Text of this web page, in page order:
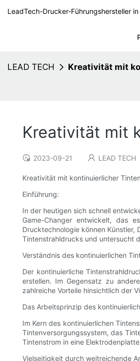
LeadTech-Drucker-Führungshersteller
LEAD TECH Kreativität mit
Kreativität mit
2023-09-21 LEAD TECH
Kreativität mit kontinuierlicher
Einführung:
In der heutigen sich schnell
Game-Changer entwickelt, das
Drucktechnologie können Künstler,
Tintenstrahldrucks und untersucht
Verständnis des kontinuierlichen
Der kontinuierliche
erstellen. Im Gegensatz zu
zahlreiche Vorteile hinsichtlich der
Das Arbeitsprinzip des
Im Kern des kontinuierlichen
Tintenversorgungssystem, das
Tintenstrom in eine
Vielseitigkeit durch weitreichende